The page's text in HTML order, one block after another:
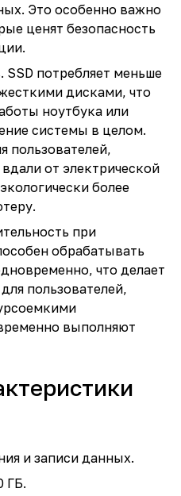
Это особенно важно
ценят безопасность
потребляет меньше
дисками, что
ноутбука или
системы в целом.
пользователей,
от электрической
более
при
обрабатывать
что делает
пользователей,
выполняют
и записи данных.
ГБ.